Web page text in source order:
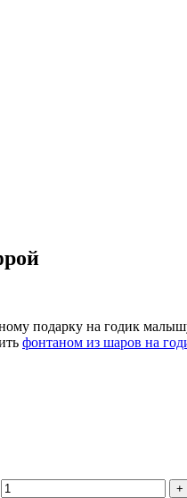
подарку на годик
фонтаном из шаров на